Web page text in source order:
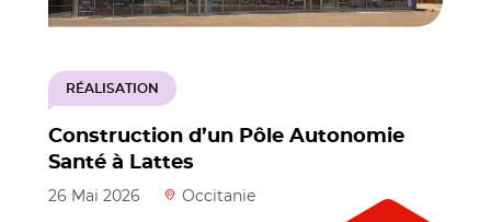
Construction d’un Pôle Autonomie
Santé à Lattes
RÉALISATION
26 Mai 2026 Occitanie